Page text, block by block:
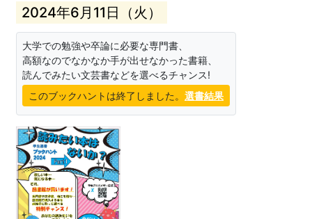
2024年6月11日（火）
大学での勉強や卒論に必要な専門書、
高額なのでなかなか手が出せなかった書籍、
読んでみたい文芸書などを選べるチャンス!
このブックハントは終了しました。 選書結果